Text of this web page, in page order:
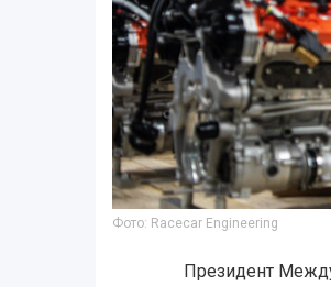
Фото: Racecar Engineering
Президент